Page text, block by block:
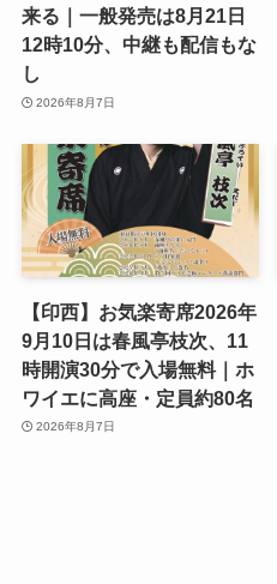
来る｜一般発売は8月21日
12時10分、中継も配信もな
し
2026年8月7日
【印西】お気楽寄席2026年
9月10日は春風亭枝次、11
時開演30分で入場無料｜ホ
ワイエに高座・定員約80名
2026年8月7日